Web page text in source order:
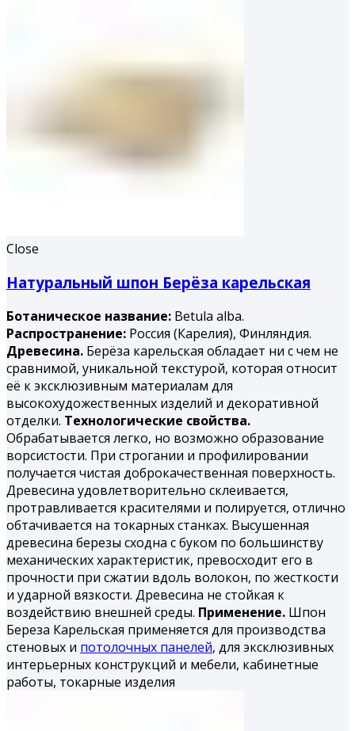
Close
Натуральный шпон Берёза карельская
Ботаническое название: Betula alba.
Распространение: Россия (Карелия), Финляндия.
Древесина. Берёза карельская обладает ни с чем не
сравнимой, уникальной текстурой, которая относит
её к эксклюзивным материалам для
высокохудожественных изделий и декоративной
отделки. Технологические свойства.
Обрабатывается легко, но воз­можно образование
ворсистости. При строгании и профилиро­вании
получается чистая доброкачественная поверхность.
Дре­весина удовлетворительно склеивается,
протравливается кра­сителями и полируется, отлично
обтачивается на токарных станках. Высушенная
древесина березы сходна с буком по большинству
механических характеристик, превосходит его в
прочности при сжатии вдоль волокон, по жесткости
и удар­ной вязкости. Древесина не стойкая к
воздействию внешней среды. Применение. Шпон
Береза Карельская применяется для производства
стеновых и потолочных панелей, для эксклюзивных
интерьерных конструкций и мебели, кабинетные
работы, токарные из­делия